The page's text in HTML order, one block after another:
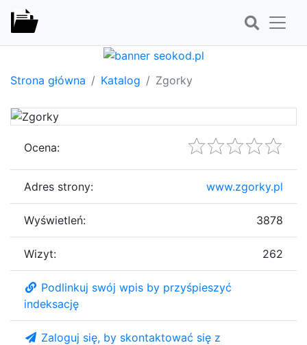
Strona główna Katalog Zgorky
Ocena:
Adres strony: www.zgorky.pl
Wyświetleń: 3878
Wizyt: 262
Podlinkuj swój wpis by przyśpieszyć
indeksację
Zaloguj się, by skontaktować się z